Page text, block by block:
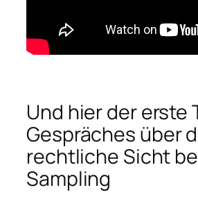
Und hier der erste
Gespräches über
rechtliche Sicht
Sampling